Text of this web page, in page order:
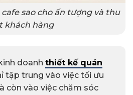
sao cho ấn tượng và thu
khách hàng
doanh thiết kế quán
tập trung vào việc tối ưu
còn vào việc chăm sóc